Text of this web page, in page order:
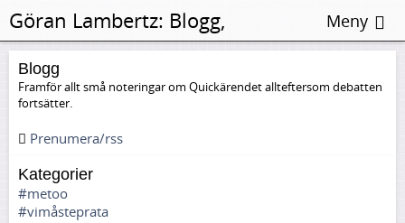
Blogg
Framför allt små noteringar om Quickärendet allteftersom debatten
fortsätter.
Prenumera/rss
Kategorier
#metoo
#vimåsteprata
Göran Lambertz: Blogg,
Återställning
Meny